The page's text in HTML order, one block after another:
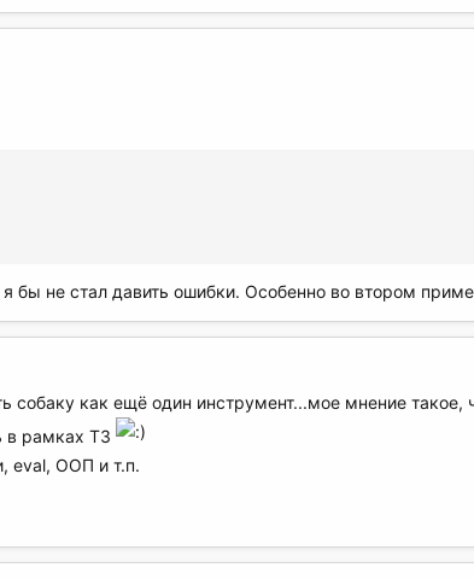
бы не стал давить ошибки. Особенно во втором
собаку как ещё один инструмент...мое мнение
в рамках ТЗ
eval, ООП и т.п.